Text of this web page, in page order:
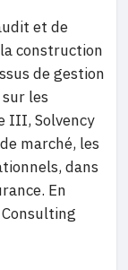
et de
construction
de gestion
les
III, Solvency
marché, les
dans
En